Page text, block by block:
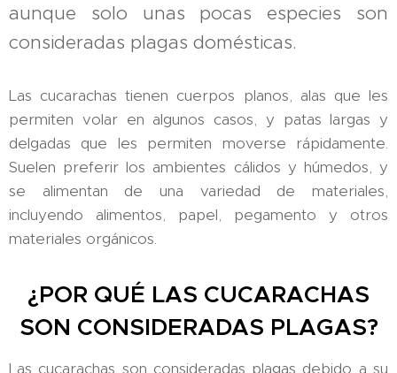
aunque solo unas pocas especies son
consideradas plagas domésticas.
Las cucarachas tienen cuerpos planos, alas que les
permiten volar en algunos casos, y patas largas y
delgadas que les permiten moverse rápidamente.
Suelen preferir los ambientes cálidos y húmedos, y
se alimentan de una variedad de materiales,
incluyendo alimentos, papel, pegamento y otros
materiales orgánicos.
¿POR QUÉ LAS CUCARACHAS
SON CONSIDERADAS PLAGAS?
Las cucarachas son consideradas plagas debido a su